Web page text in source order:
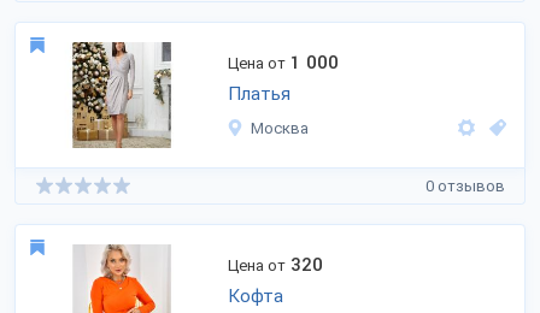
Цена от 1 000
Платья
Москва
0 отзывов
Цена от 320
Кофта